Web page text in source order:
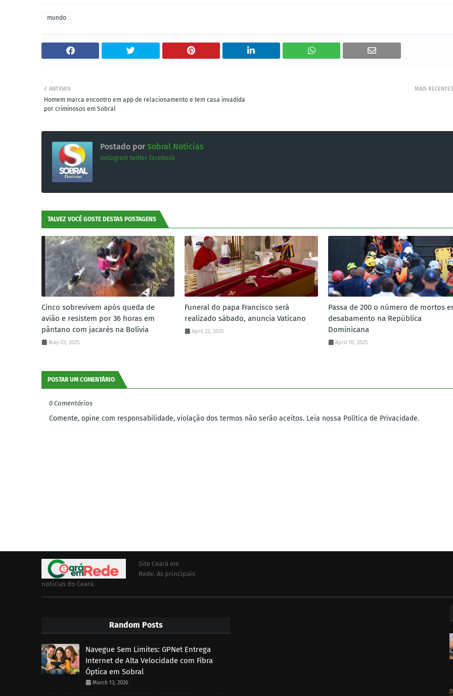
mundo
MAIS RECENTES
ANTIGOS
Homem marca encontro em app de relacionamento e tem casa invadida
por criminosos em Sobral
Postado por Sobral Notícias
instagram twitter facebook
TALVEZ VOCÊ GOSTE DESTAS POSTAGENS
Cinco sobrevivem após queda de
avião e resistem por 36 horas em
pântano com jacarés na Bolívia
May 03, 2025
Funeral do papa Francisco será
realizado sábado, anuncia Vaticano
April 22, 2025
Passa de 200 o número de mortos
desabamento na República
Dominicana
April 10, 2025
POSTAR UM COMENTÁRIO
0 Comentários
Comente, opine com responsabilidade, violação dos termos não serão aceitos. Leia nossa Política de Privacidade.
Site Ceará em
Rede. As principais
notícias do Ceará.
Random Posts
Navegue Sem Limites: GPNet Entrega
Internet de Alta Velocidade com Fibra
Óptica em Sobral
March 13, 2026